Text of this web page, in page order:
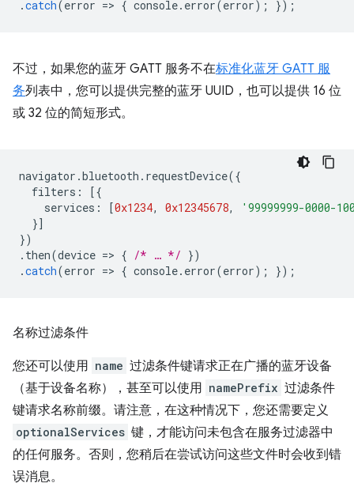
.catch(error => { console. error(error); });
不过，如果您的蓝牙 GATT 服务不在标准化蓝牙 GATT 服
务列表中，您可以提供完整的蓝牙 UUID，也可以提供 16 位
或 32 位的简短形式。
navigator .bluetooth . requestDevice({
filters :
[{
services : [0x1234, 0x12345678,
'99999999-0000-
}]
})
. then(device => { /* … */ })
.catch(error => { console. error(error); });
名称过滤条件
您还可以使用 name 过滤条件键请求正在广播的蓝牙设备
（基于设备名称），甚至可以使用 namePrefix 过滤条件
键请求名称前缀。请注意，在这种情况下，您还需要定义
optionalServices 键，才能访问未包含在服务过滤器中
的任何服务。否则，您稍后在尝试访问这些文件时会收到错
误消息。